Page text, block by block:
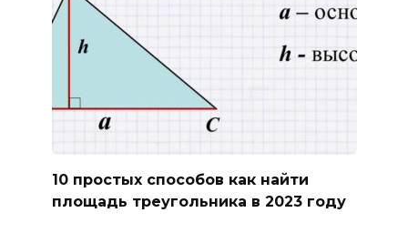
10 простых способов как найти
площадь треугольника в 2023 году